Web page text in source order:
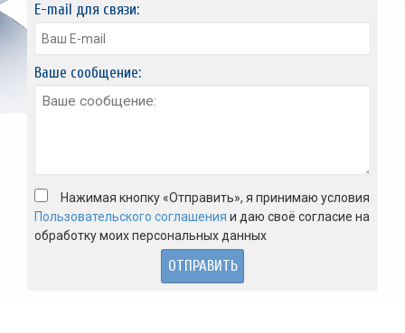
E-mail для связи:
Ваше сообщение:
Нажимая кнопку «Отправить», я принимаю условия
Пользовательского соглашения и даю своё согласие на
обработку моих персональных данных